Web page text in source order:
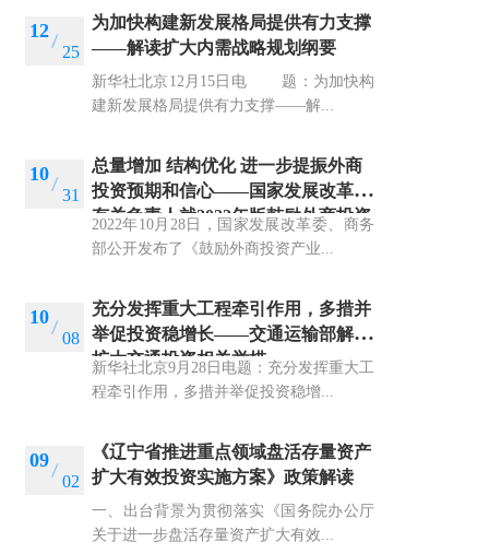
12
25
为加快构建新发展格局提供有力支撑
——解读扩大内需战略规划纲要
新华社北京12月15日电 题：为加快构
建新发展格局提供有力支撑——解...
10
31
总量增加 结构优化 进一步提振外商
投资预期和信心——国家发展改革委
有关负责人就2022年版鼓励外商投资
产业目录答记者问
2022年10月28日，国家发展改革委、商务
部公开发布了《鼓励外商投资产业...
10
08
充分发挥重大工程牵引作用，多措并
举促投资稳增长——交通运输部解读
扩大交通投资相关举措
新华社北京9月28日电题：充分发挥重大工
程牵引作用，多措并举促投资稳增...
09
02
《辽宁省推进重点领域盘活存量资产
扩大有效投资实施方案》政策解读
一、出台背景为贯彻落实《国务院办公厅
关于进一步盘活存量资产扩大有效...